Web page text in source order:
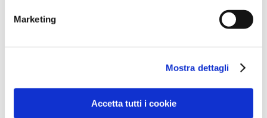
Marketing
Mostra dettagli
Accetta tutti i cookie
Marzo 2022
Ottobre 2021